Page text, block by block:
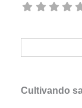
Cultivando